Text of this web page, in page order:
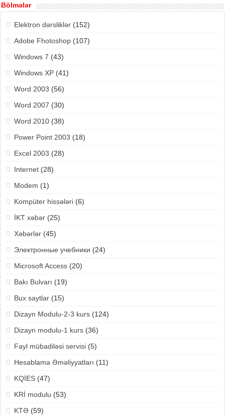
Bölmələr
Elektron dərsliklər(152)
Adobe Fhotoshop(107)
Windows 7 (43)
Windows XP(41)
Word 2003 (56)
Word 2007 (30)
Word 2010(38)
Power Point 2003 (18)
Excel 2003 (28)
Internet(28)
Modem (1)
Kompüter hissələri(6)
İKT xəbər(25)
Xəbərlər(45)
Электронные учебники (24)
Microsoft Access(20)
Bakı Bulvarı (19)
Bux saytlar(15)
Dizayn Modulu-2-3 kurs(124)
Dizayn modulu-1 kurs(36)
Fayl mübadiləsi servisi(5)
Hesablama Əməliyyatları (11)
KQİES(47)
KRİ modulu (53)
KTƏ (59)